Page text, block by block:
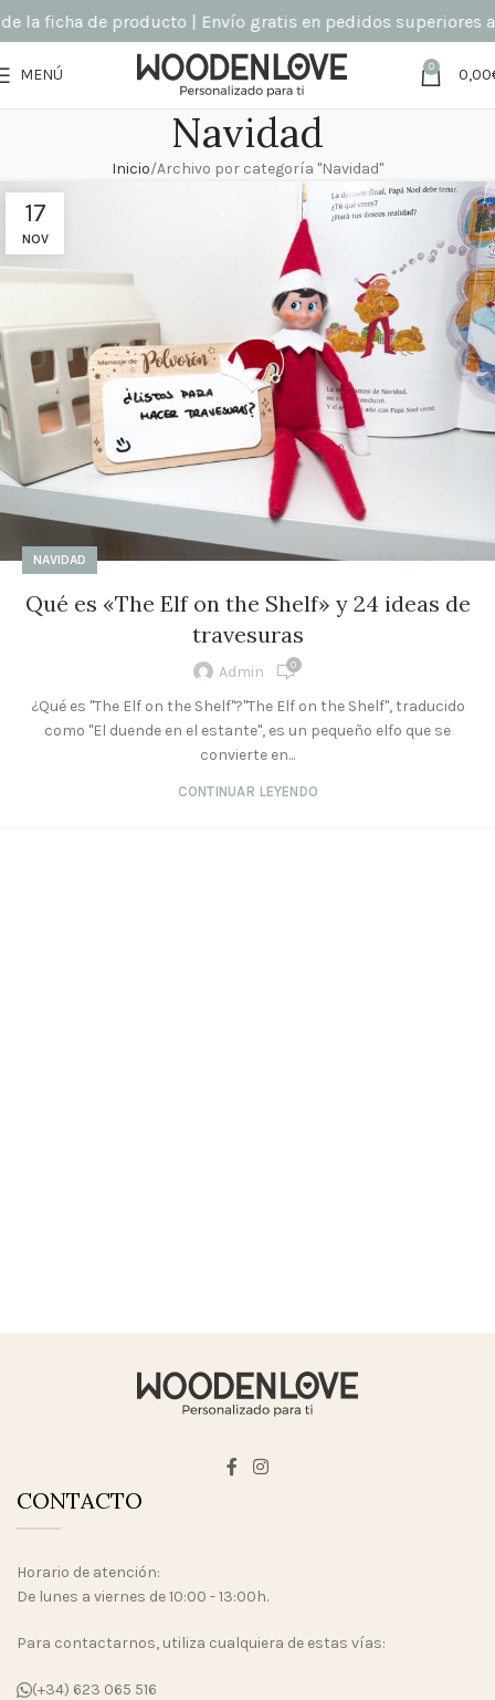
la ficha de producto | Envío gratis en pedidos superiores a
MENÚ 0 0,00
Navidad
Inicio Archivo por categoría "Navidad"
17
NOV
NAVIDAD
Qué es «The Elf on the Shelf» y 24 ideas de
travesuras
Admin 0
¿Qué es "The Elf on the Shelf"?"The Elf on the Shelf", traducido
como "El duende en el estante", es un pequeño elfo que se
convierte en...
CONTINUAR LEYENDO
CONTACTO
Horario de atención:
De lunes a viernes de 10:00 - 13:00h.
Para contactarnos, utiliza cualquiera de estas vías:
(+34) 623 065 516